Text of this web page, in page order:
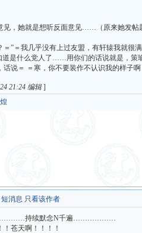
见，她就是想听反面意见……（原来她发
”＝我几乎没有上过友盟，有轩辕我就很
知道是什么党人了……用你们的话说就是，
说＝ ＝寒，你不要装作不认识我的样子啊
21:24 编辑]
短消息 只看该作者
持续默念N千遍………………
苍天啊！！！！